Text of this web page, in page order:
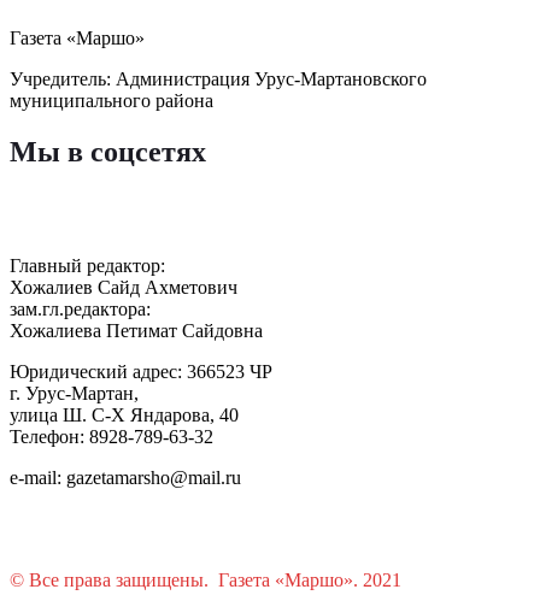
Газета «Маршо»
Учредитель: Администрация Урус-Мартановского
муниципального района
Мы в соцсетях
Главный редактор:
Хожалиев Сайд Ахметович
зам.гл.редактора:
Хожалиева Петимат Сайдовна
Юридический адрес: 366523 ЧР
г. Урус-Мартан,
улица Ш. С-Х Яндарова, 40
Телефон: 8928-789-63-32
e-mail: gazetamarsho@mail.ru
© Все права защищены. Газета «Маршо». 2021